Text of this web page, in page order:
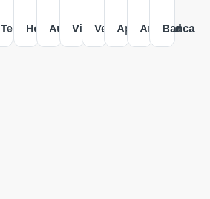
Tecnología
HogarAutosViajesVersusAppleAndroid
Banca